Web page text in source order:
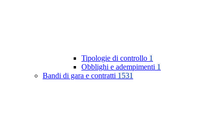
Tipologie di controllo 1
Obblighi e adempimenti 1
Bandi di gara e contratti 1531